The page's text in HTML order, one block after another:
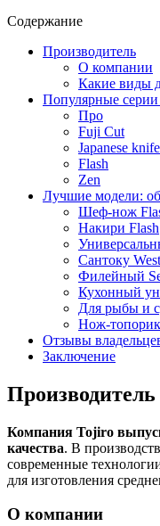
Содержание
Производитель
О компании
Какие виды
Популярные
Про
Fuji Cut
Japanese knife
Flash
Zen
Лучшие модели:
Шеф-нож
Накири Flash
Сантоку
Филейный
Кухонный
Для рыбы и
Нож-
Отзывы
Заключение
Производитель
Компания Tojiro
качества. В
современные
для изготовления
О компании